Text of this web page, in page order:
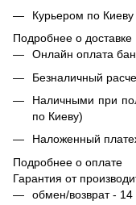
Курьером по
Подробнее о доставке
Онлайн оплата
Безналичный
Наличными при
по Киеву)
Наложенный
Подробнее о оплате
Гарантия от
обмен/возврат - 14